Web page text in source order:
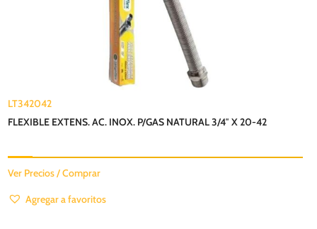
LT342042
FLEXIBLE EXTENS. AC. INOX. P/GAS NATURAL 3/4″ X 20-42
Ver Precios / Comprar
Agregar a favoritos